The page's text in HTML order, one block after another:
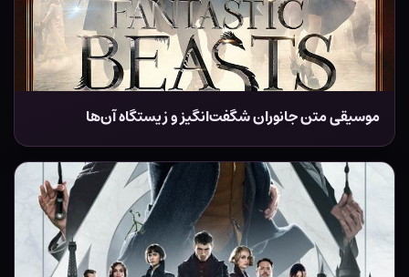
موسیقی متن جانوران شگفت‌انگیز و زیستگاه آن‌ها